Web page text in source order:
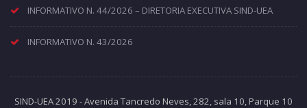
INFORMATIVO N. 44/2026 – DIRETORIA EXECUTIVA SIND-UEA
INFORMATIVO N. 43/2026
SIND-UEA 2019 - Avenida Tancredo Neves, 282, sala 10, Parque 10